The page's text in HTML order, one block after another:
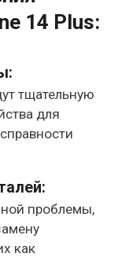
14 Plus:
тщательную
для
проблемы,
как